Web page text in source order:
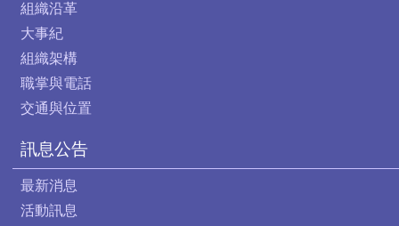
組織沿革
大事紀
組織架構
職掌與電話
交通與位置
訊息公告
最新消息
活動訊息